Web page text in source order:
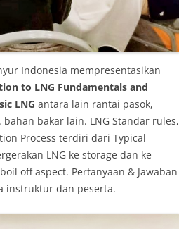
Indonesia mempresentasikan
to LNG Fundamentals and
LNG antara lain rantai pasok,
bahan bakar lain. LNG Standar rules,
Process terdiri dari Typical
LNG ke storage dan ke
off aspect. Pertanyaan & Jawaban
instruktur dan peserta.